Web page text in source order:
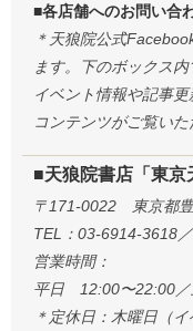
■各店舗へのお問い合
＊天狼院公式
ます。下のボックス
イベント情報や記事
コンテンツがご覧いた
■天狼院書店「東京
〒171-0022 東京都
TEL：03-6914-3618
営業時間：
平日 12:00〜22:00
＊定休日：木曜日（イ